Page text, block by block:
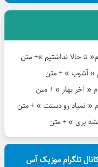
تا حالا نداشتیم »+ متن
« آشوب » + متن
« آخر بهار » + متن
« نمیاد رو دستت » + متن
بری » + متن
تلگرام موزیک آس